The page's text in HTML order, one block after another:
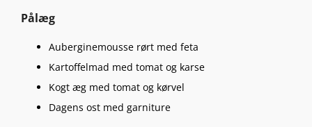
Pålæg
Auberginemousse rørt med feta
Kartoffelmad med tomat og karse
Kogt æg med tomat og kørvel
Dagens ost med garniture